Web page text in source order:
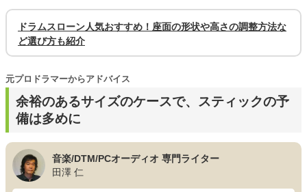
ドラムスローン人気おすすめ！座面の形状や高さの調整方法な
ど選び方も紹介
余裕のあるサイズのケースで、スティックの予
備は多めに
元プロドラマーからアドバイス
音楽/DTM/PCオーディオ 専門ライター
田澤 仁